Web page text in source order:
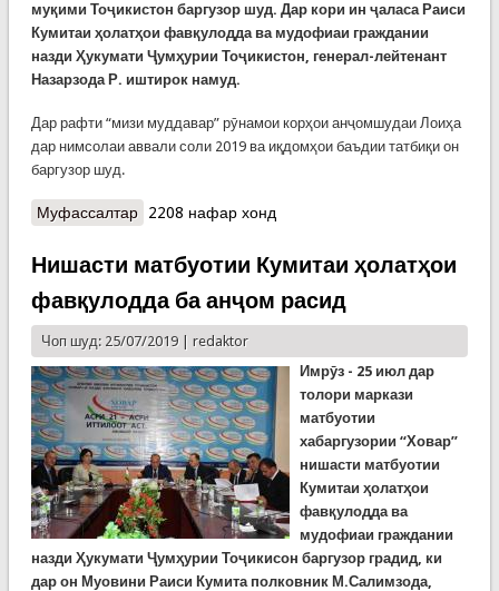
муқими Тоҷикистон баргузор шуд. Дар кори ин ҷаласа Раиси
Кумитаи ҳолатҳои фавқулодда ва мудофиаи граждании
назди Ҳукумати Ҷумҳурии Тоҷикистон, генерал-лейтенант
Назарзода Р. иштирок намуд.
Дар рафти “мизи муддавар” рӯнамои корҳои анҷомшудаи Лоиҳа
дар нимсолаи аввали соли 2019 ва иқдомҳои баъдии татбиқи он
баргузор шуд.
Муфассалтаро Ҷаласаи татбиқи Лоиҳаи миллии идораи
2208 нафар хонд
Нишасти матбуотии Кумитаи ҳолатҳои
фавқулодда ба анҷом расид
Чоп шуд: 25/07/2019 | redaktor
Имрӯз - 25 июлдар
толори маркази
матбуотии
хабаргузории “Ховар”
нишасти матбуотии
Кумитаи ҳолатҳои
фавқулодда ва
мудофиаи граждании
назди Ҳукумати Ҷумҳурии Тоҷикисон баргузор градид, ки
дар он Муовини Раиси Кумита полковник М.Салимзода,